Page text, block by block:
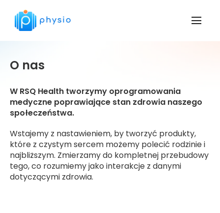
O nas
W RSQ Health tworzymy oprogramowania
medyczne poprawiające stan zdrowia naszego
społeczeństwa.
Wstajemy z nastawieniem, by tworzyć produkty,
które z czystym sercem możemy polecić rodzinie i
najbliższym. Zmierzamy do kompletnej przebudowy
tego, co rozumiemy jako interakcje z danymi
dotyczącymi zdrowia.